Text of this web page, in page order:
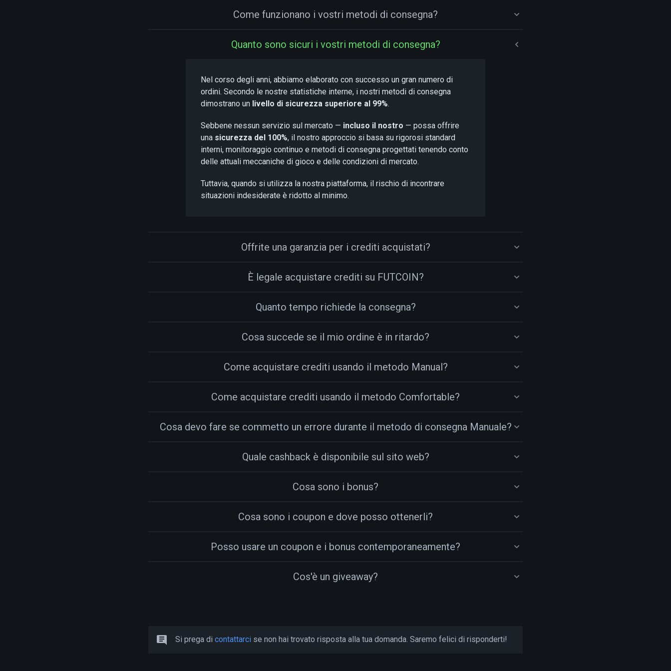
Come funzionano i vostri metodi di consegna?
Quanto sono sicuri i vostri metodi di consegna?
Nel corso degli anni, abbiamo elaborato con successo un gran numero di
ordini. Secondo le nostre statistiche interne, i nostri metodi di consegna
dimostrano un livello di sicurezza superiore al 99%.
Sebbene nessun servizio sul mercato — incluso il nostro — possa offrire
una sicurezza del 100%, il nostro approccio si basa su rigorosi standard
interni, monitoraggio continuo e metodi di consegna progettati tenendo conto
delle attuali meccaniche di gioco e delle condizioni di mercato.
Tuttavia, quando si utilizza la nostra piattaforma, il rischio di incontrare
situazioni indesiderate è ridotto al minimo.
Offrite una garanzia per i crediti acquistati?
È legale acquistare crediti su FUTCOIN?
Quanto tempo richiede la consegna?
Cosa succede se il mio ordine è in ritardo?
Come acquistare crediti usando il metodo Manual?
Come acquistare crediti usando il metodo Comfortable?
Cosa devo fare se commetto un errore durante il metodo di consegna Manuale?
Quale cashback è disponibile sul sito web?
Cosa sono i bonus?
Cosa sono i coupon e dove posso ottenerli?
Posso usare un coupon e i bonus contemporaneamente?
Cos'è un giveaway?
Si prega di contattarci se non hai trovato risposta alla tua domanda. Saremo felici di risponderti!